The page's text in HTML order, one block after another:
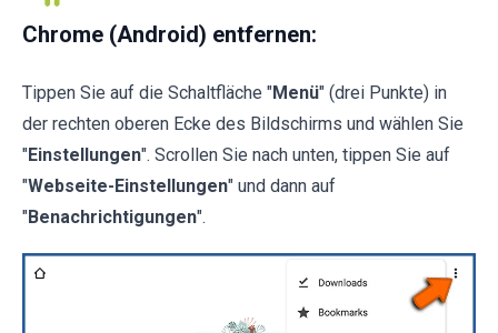
Chrome (Android) entfernen:
Tippen Sie auf die Schaltfläche "Menü" (drei Punkte) in
der rechten oberen Ecke des Bildschirms und wählen Sie
"Einstellungen". Scrollen Sie nach unten, tippen Sie auf
"Webseite-Einstellungen" und dann auf
"Benachrichtigungen".